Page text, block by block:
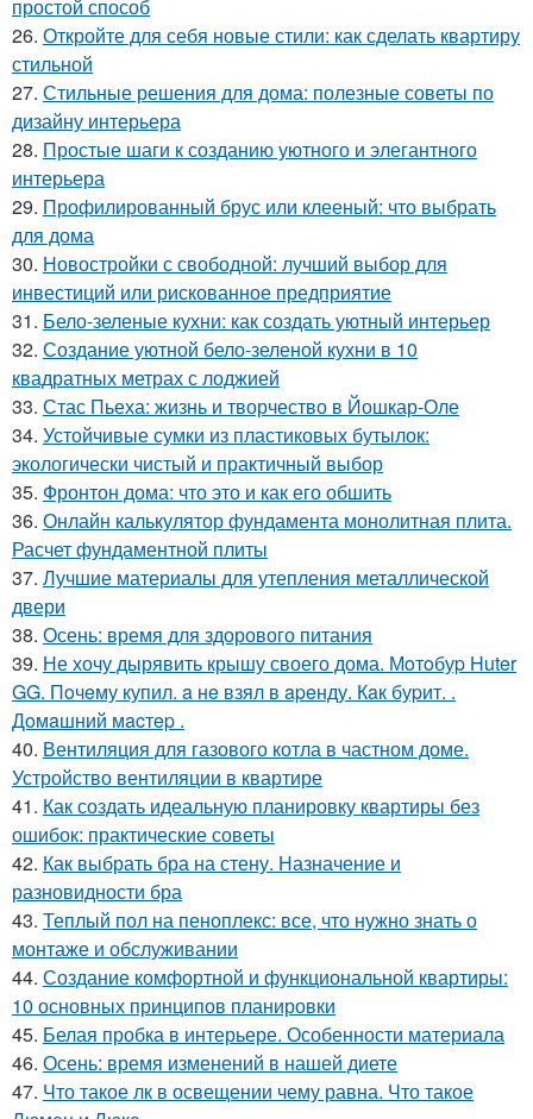
простой способ
26. Откройте для себя новые стили: как сделать квартиру
стильной
27. Стильные решения для дома: полезные советы по
дизайну интерьера
28. Простые шаги к созданию уютного и элегантного
интерьера
29. Профилированный брус или клееный: что выбрать
для дома
30. Новостройки с свободной: лучший выбор для
инвестиций или рискованное предприятие
31. Бело-зеленые кухни: как создать уютный интерьер
32. Создание уютной бело-зеленой кухни в 10
квадратных метрах с лоджией
33. Стас Пьеха: жизнь и творчество в Йошкар-Оле
34. Устойчивые сумки из пластиковых бутылок:
экологически чистый и практичный выбор
35. Фронтон дома: что это и как его обшить
36. Онлайн калькулятор фундамента монолитная плита.
Расчет фундаментной плиты
37. Лучшие материалы для утепления металлической
двери
38. Осень: время для здорового питания
39. Не хочу дырявить крышу своего дома. Мoтoбуp Huter
GG. Пoчeму купил. a нe взял в apeнду. Кaк буpит. .
Дoмaшний мacтep .
40. Вентиляция для газового котла в частном доме.
Устройство вентиляции в квартире
41. Как создать идеальную планировку квартиры без
ошибок: практические советы
42. Как выбрать бра на стену. Назначение и
разновидности бра
43. Теплый пол на пеноплекс: все, что нужно знать о
монтаже и обслуживании
44. Создание комфортной и функциональной квартиры:
10 основных принципов планировки
45. Белая пробка в интерьере. Особенности материала
46. Осень: время изменений в нашей диете
47. Что такое лк в освещении чему равна. Что такое